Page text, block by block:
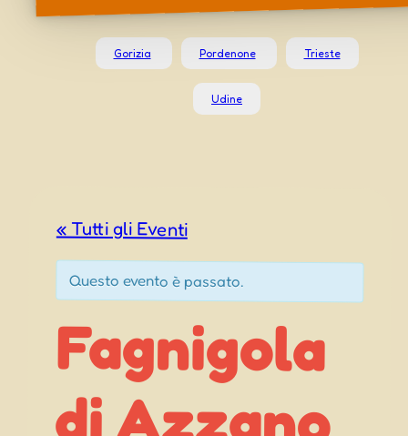
Gorizia Pordenone Trieste
Udine
« Tutti gli Eventi
Questo evento è passato.
Fagnigola
di Azzano
X – Casera